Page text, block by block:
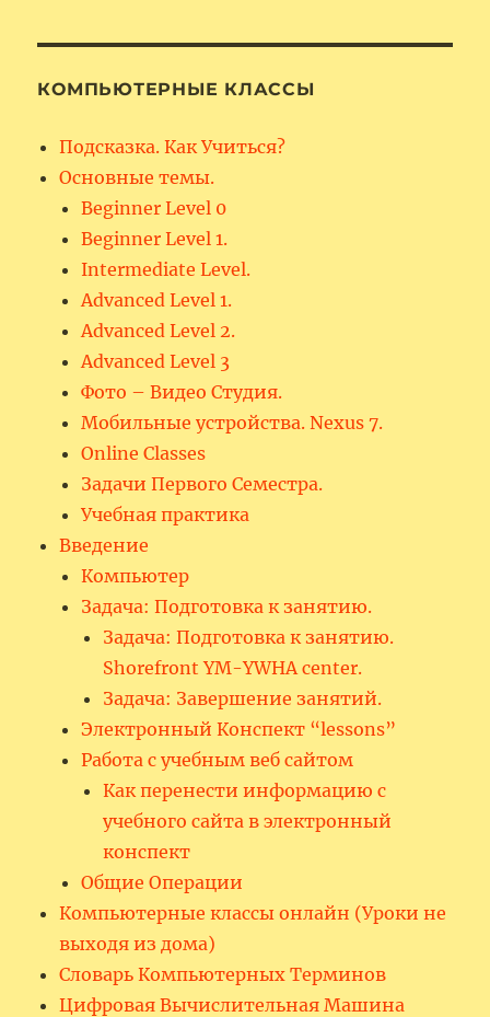
КОМПЬЮТЕРНЫЕ КЛАССЫ
Подсказка. Как Учиться?
Основные темы.
Beginner Level 0
Beginner Level 1.
Intermediate Level.
Advanced Level 1.
Advanced Level 2.
Advanced Level 3
Фото – Видео Студия.
Мобильные устройства. Nexus 7.
Online Classes
Задачи Первого Семестра.
Учебная практика
Введение
Компьютер
Задача: Подготовка к занятию.
Задача: Подготовка к занятию.
Shorefront YM-YWHA center.
Задача: Завершение занятий.
Электронный Конспект “lessons”
Работа с учебным веб сайтом
Как перенести информацию с
учебного сайта в электронный
конспект
Общие Операции
Компьютерные классы онлайн (Уроки не
выходя из дома)
Словарь Компьютерных Терминов
Цифровая Вычислительная Машина